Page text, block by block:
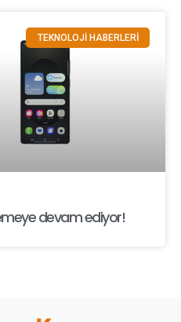
TEKNOLOJİ HABERLERİ
devam ediyor!